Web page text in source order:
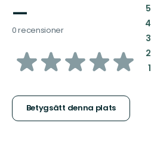
—
0 recensioner
av
stjärnor
Betygsätt denna plats
5:
4:
3:
2:
1: